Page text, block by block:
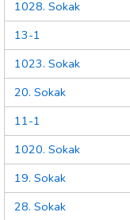
1028. Sokak
13-1
1023. Sokak
20. Sokak
11-1
1020. Sokak
19. Sokak
28. Sokak